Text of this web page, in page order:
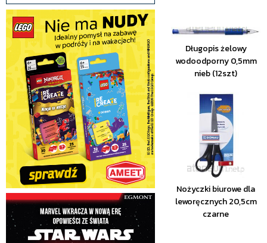
Długopis żelowy
wodoodporny 0,5mm
nieb (12szt)
Nożyczki biurowe dla
leworęcznych 20,5cm
czarne